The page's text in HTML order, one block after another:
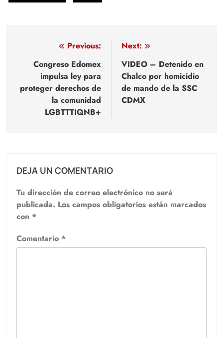
Navegación
entradas
Previous:
Congreso Edomex
impulsa ley para
proteger derechos de
la comunidad
LGBTTTIQNB+
Next:
VIDEO – Detenido en
Chalco por homicidio
de mando de la SSC
CDMX
DEJA UN COMENTARIO
Tu dirección de correo electrónico no será
publicada. Los campos obligatorios están marcados
con *
Comentario *